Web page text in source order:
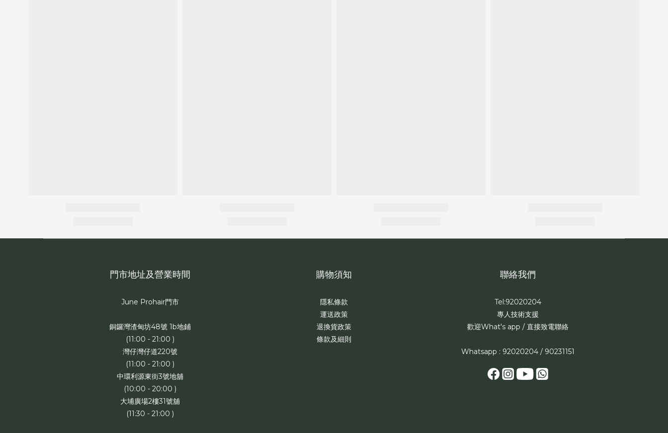
門市地址及營業時間
June Prohair門市
銅鑼灣渣甸坊48號 1b地鋪
(11:00 - 21:00 )
灣仔灣仔道220號
(11:00 - 21:00 )
中環利源東街3號地舖
(10:00 - 20:00 )
大埔廣場2樓31號舖
(11:30 - 21:00 )
購物須知
隱私條款
運送政策
退換貨政策
條款及細則
聯絡我們
Tel:92020204
專人技術支援
歡迎What's app / 直接致電聯絡
Whatsapp : 92020204 / 90231151